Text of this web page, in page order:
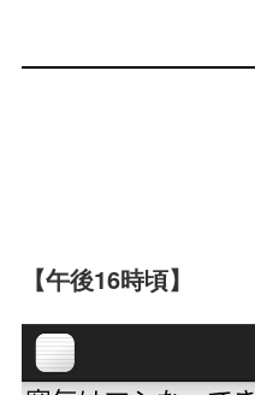
【午後16時頃】